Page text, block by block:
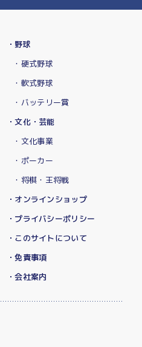
・野球
・硬式野球
・軟式野球
・バッテリー賞
・文化・芸能
・文化事業
・ポーカー
・将棋・王将戦
・オンラインショップ
・プライバシーポリシー
・このサイトについて
・免責事項
・会社案内